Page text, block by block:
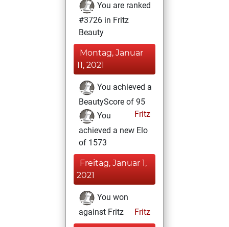
You are ranked
#3726 in Fritz
Beauty
Montag, Januar
11, 2021
You achieved a
BeautyScore of 95
Fritz
You
achieved a new Elo
of 1573
Freitag, Januar 1,
2021
You won
against Fritz
Fritz